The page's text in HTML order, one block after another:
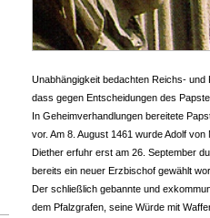
Unabhängigkeit bedachten Reichs- und
dass gegen Entscheidungen des
In Geheimverhandlungen bereitete
vor. Am 8. August 1461 wurde Adolf
Diether erfuhr erst am 26. September
bereits ein neuer Erzbischof gewählt
Der schließlich gebannte und
dem Pfalzgrafen, seine Würde mit